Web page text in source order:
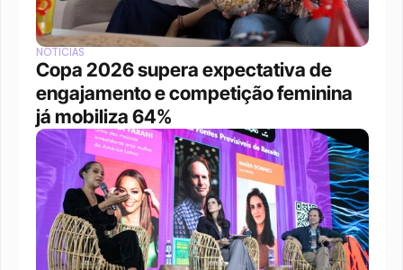
NOTÍCIAS
Copa 2026 supera expectativa de
engajamento e competição feminina
já mobiliza 64%